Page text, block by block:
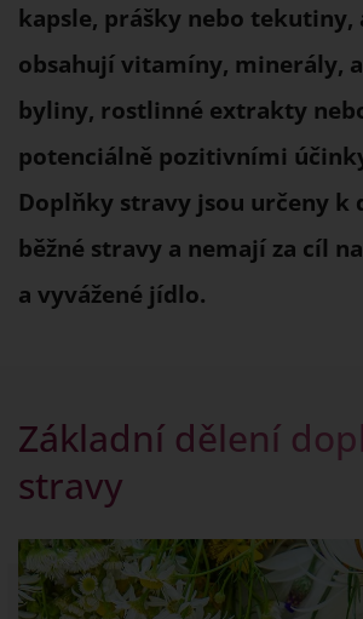
kapsle, prášky nebo tekutiny,
obsahují vitamíny, minerály,
byliny, rostlinné extrakty
potenciálně pozitivními
Doplňky stravy jsou určeny k
běžné stravy a nemají za cíl
a vyvážené jídlo.
Základní dělení
stravy